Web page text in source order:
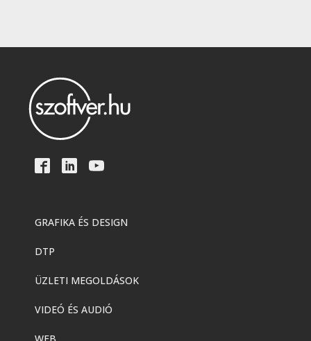
GRAFIKA ÉS DESIGN
DTP
ÜZLETI MEGOLDÁSOK
VIDEÓ ÉS AUDIÓ